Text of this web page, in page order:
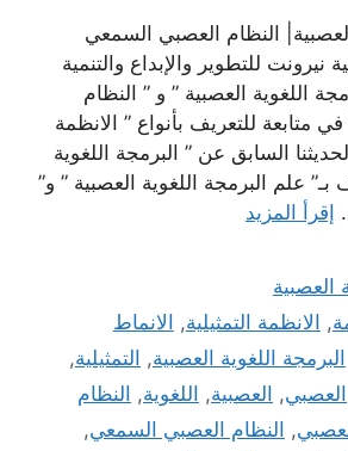
النظام العصبي السمعي
للتطوير والإبداع والتنمية
اللغوية العصبية ” و ” النظام
متابعة للتعريف بأنواع ” الانظمة
لحديثنا السابق عن ” البرمجة اللغوية
بـ” علم البرمجة اللغوية العصبية ” و”
إقرأ المزيد
العصبية
, الانظمة التمثيلية, الانماط
البرمجة اللغوية العصبية, التمثيلية,
العصبي, العصبية, اللغوية, النظام
, النظام العصبي السمعي,